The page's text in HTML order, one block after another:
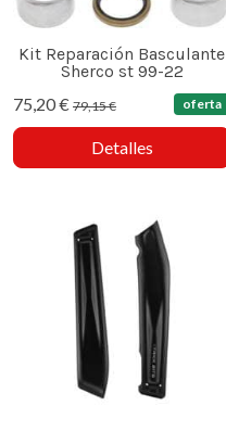
Kit Reparación Basculante
Sherco st 99-22
75,20 € 79,15 € oferta
Detalles